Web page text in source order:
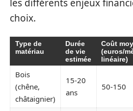
les différents enjeux
choix.
Type de
matériau
Durée
de vie
estimée
Coût
(euros/
linéaire)
Bois
(chêne,
châtaignier)
15-20
ans
50-150